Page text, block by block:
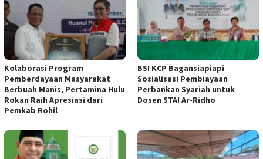
Kolaborasi Program
Pemberdayaan Masyarakat
Berbuah Manis, Pertamina Hulu
Rokan Raih Apresiasi dari
Pemkab Rohil
BSI KCP Bagansiapiapi
Sosialisasi Pembiayaan
Perbankan Syariah untuk
Dosen STAI Ar-Ridho